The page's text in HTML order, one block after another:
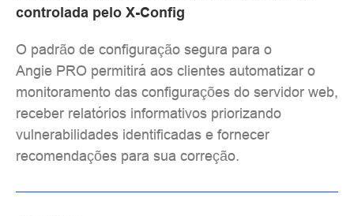
controlada pelo X-Config
O padrão de configuração segura para o
Angie PRO permitirá aos clientes automatizar o
monitoramento das configurações do servidor web,
receber relatórios informativos priorizando
vulnerabilidades identificadas e fornecer
recomendações para sua correção.